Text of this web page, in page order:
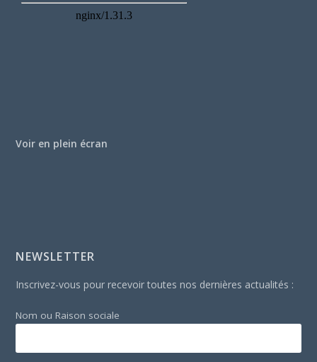
Voir en plein écran
NEWSLETTER
Inscrivez-vous pour recevoir toutes nos dernières actualités :
Nom ou Raison sociale